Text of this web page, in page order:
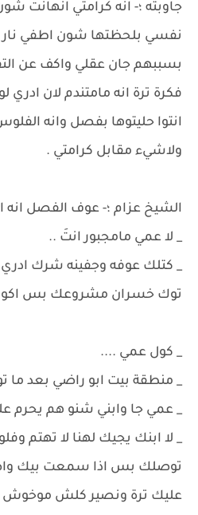
جاوبته ؛- انه كرامتي انهانت
نفسي بلحظتها شون اطفي
بسببهم جان عقلي واكف عن
فكرة ترة انه مامتندم لان ادري
انتوا حليتوها بفصل وانه
ولاشيء مقابل كرامتي .
الشيخ عزام ؛- عوف الفصل انه
_ لا عمي مامجبور انتَ ..
_ كتلك عوفه وجفينه شرك
توك خسران مشروعك بس اكو
_ كول عمي ....
_ منطقة بيت ابو راضي بعد ما
_ عمي جا وابني شنو هم يحرم
_ لا ابنك يجيك لهنا لا تهتم
توصلك بس اذا سمعت بيك
عليك ترة ونصير كلش موخوش